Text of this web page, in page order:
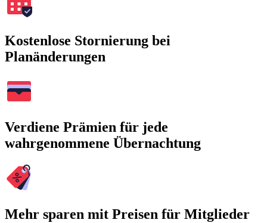
Kostenlose Stornierung bei
Planänderungen
Verdiene Prämien für jede
wahrgenommene Übernachtung
Mehr sparen mit Preisen für Mitglieder